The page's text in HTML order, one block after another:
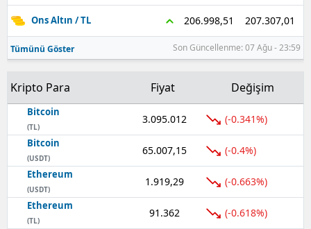
Ons Altın / TL 206.998,51 207.307,01
Tümünü Göster Son Güncellenme: 07 Ağu - 23:59
Kripto Para Fiyat Değişim
Bitcoin
(TL)
3.095.012 (-0.341%)
Bitcoin
(USDT)
65.007,15 (-0.4%)
Ethereum
(USDT)
1.919,29 (-0.663%)
Ethereum
(TL)
91.362 (-0.618%)